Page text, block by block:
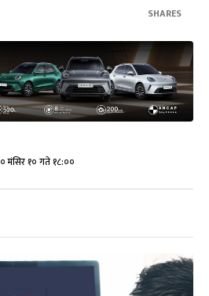
SHARES
मंसिर १० गते १८:००